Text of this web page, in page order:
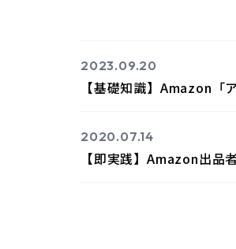
2023.09.20
【基礎知識】Amazon「
2020.07.14
【即実践】Amazon出品